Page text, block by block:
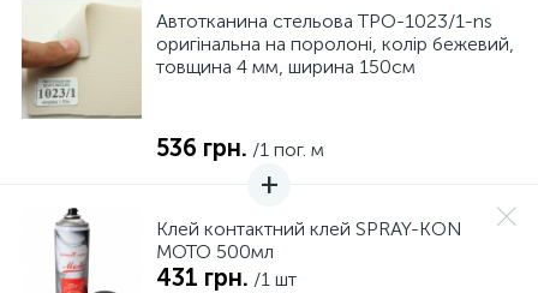
Автотканина стельова TPO-1023/1-ns
оригінальна на поролоні, колір бежевий,
товщина 4 мм, ширина 150см
536 грн. /1 пог. м
Клей контактний клей SPRAY-KON
MOTO 500мл
431 грн. /1 шт